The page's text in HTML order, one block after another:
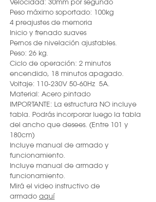
Peso máximo soportado: 100kg
4 preajustes de memoria
Inicio y frenado suaves
Pernos de nivelación ajustables.
Peso: 26 kg.
Ciclo de operación: 2 minutos
encendido, 18 minutos apagado.
Voltaje: 110-230V 50-60Hz 5A.
Material: Acero pintado
IMPORTANTE: La estructura NO incluye
tabla. Podrás incorporar luego la tabla
del ancho que desees. (Entre 101 y
180cm)
Incluye manual de armado y
funcionamiento.
Incluye manual de armado y
funcionamiento.
Mirá el video instructivo de
armado aquí